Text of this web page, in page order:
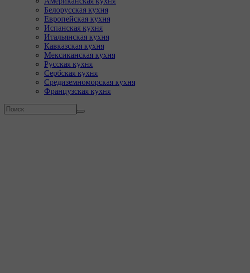
Белорусская кухня
Европейская кухня
Испанская кухня
Итальянская кухня
Кавказская кухня
Мексиканская кухня
Русская кухня
Сербская кухня
Средиземноморская кухня
Французская кухня